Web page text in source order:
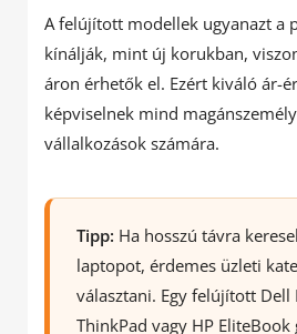
A felújított modellek ugyanazt a
kínálják, mint új korukban,
áron érhetők el. Ezért kiváló ár-
képviselnek mind
vállalkozások számára.
Tipp: Ha hosszú távra
laptopot, érdemes üzleti
választani. Egy felújított
ThinkPad vagy HP